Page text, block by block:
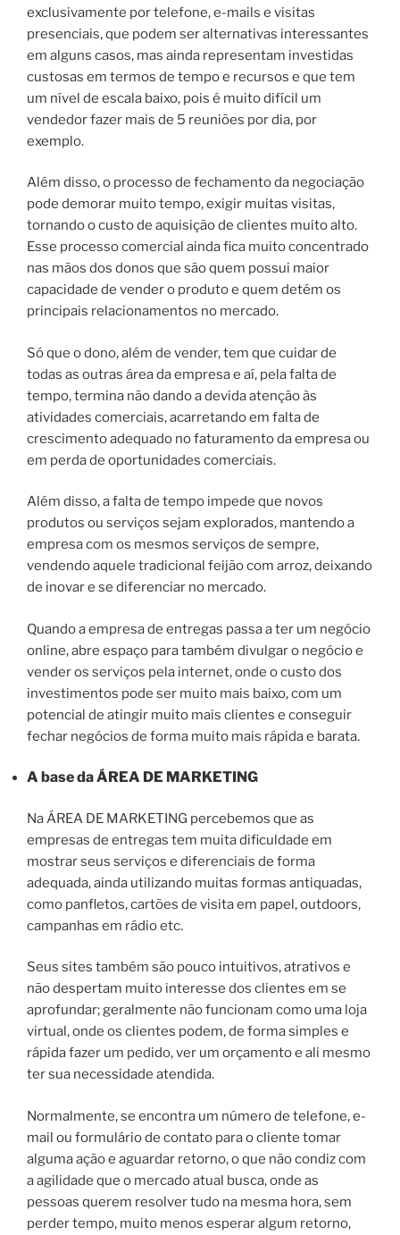
exclusivamente por telefone, e-mails e visitas
presenciais, que podem ser alternativas interessantes
em alguns casos, mas ainda representam investidas
custosas em termos de tempo e recursos e que tem
um nível de escala baixo, pois é muito difícil um
vendedor fazer mais de 5 reuniões por dia, por
exemplo.
Além disso, o processo de fechamento da negociação
pode demorar muito tempo, exigir muitas visitas,
tornando o custo de aquisição de clientes muito alto.
Esse processo comercial ainda fica muito concentrado
nas mãos dos donos que são quem possui maior
capacidade de vender o produto e quem detém os
principais relacionamentos no mercado.
Só que o dono, além de vender, tem que cuidar de
todas as outras área da empresa e aí, pela falta de
tempo, termina não dando a devida atenção às
atividades comerciais, acarretando em falta de
crescimento adequado no faturamento da empresa ou
em perda de oportunidades comerciais.
Além disso, a falta de tempo impede que novos
produtos ou serviços sejam explorados, mantendo a
empresa com os mesmos serviços de sempre,
vendendo aquele tradicional feijão com arroz, deixando
de inovar e se diferenciar no mercado.
Quando a empresa de entregas passa a ter um negócio
online, abre espaço para também divulgar o negócio e
vender os serviços pela internet, onde o custo dos
investimentos pode ser muito mais baixo, com um
potencial de atingir muito mais clientes e conseguir
fechar negócios de forma muito mais rápida e barata.
A base daÁREA DE MARKETING
Na ÁREA DE MARKETING percebemos que as
empresas de entregas tem muita dificuldade em
mostrar seus serviços e diferenciais de forma
adequada, ainda utilizando muitas formas antiquadas,
como panfletos, cartões de visita em papel, outdoors,
campanhas em rádio etc.
Seus sites também são pouco intuitivos, atrativos e
não despertam muito interesse dos clientes em se
aprofundar; geralmente não funcionam como uma loja
virtual, onde os clientes podem, de forma simples e
rápida fazer um pedido, ver um orçamento e ali mesmo
ter sua necessidade atendida.
Normalmente, se encontra um número de telefone, e-
mail ou formulário de contato para o cliente tomar
alguma ação e aguardar retorno, o que não condiz com
a agilidade que o mercado atual busca, onde as
pessoas querem resolver tudo na mesma hora, sem
perder tempo, muito menos esperar algum retorno,